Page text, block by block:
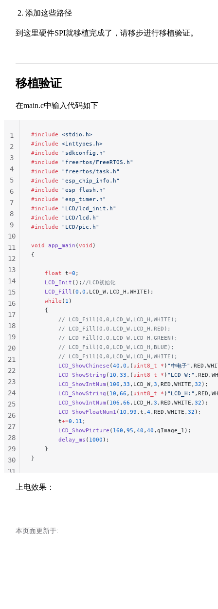
添加这些路径
到这里硬件SPI就移植完成了，请移步进行移植验证。
移植验证
在main.c中输入代码如下
#include <stdio.h>
#include <inttypes.h>
#include "sdkconfig.h"
#include "freertos/FreeRTOS.h"
#include "freertos/task.h"
#include "esp_chip_info.h"
#include "esp_flash.h"
#include "esp_timer.h"
#include "LCD/lcd_init.h"
#include "LCD/lcd.h"
#include "LCD/pic.h"
void app_main (void )
{
    float
t=0 ;
    LCD_Init
(); //LCD初始化
    LCD_Fill
(0 , 0 ,LCD_W,LCD_H,WHITE);
    while
( 1 )
    {
        // LCD_Fill(0,0,LCD_W,LCD_H,WHITE);
        // LCD_Fill(0,0,LCD_W,LCD_H,RED);
        // LCD_Fill(0,0,LCD_W,LCD_H,GREEN);
        // LCD_Fill(0,0,LCD_W,LCD_H,BLUE);
        // LCD_Fill(0,0,LCD_W,LCD_H,WHITE);
        LCD_ShowChinese
(40 , 0 ,( uint8_t * ) "中电子"
        LCD_ShowString
( 10 , 33 ,( uint8_t * ) "LCD_W:"
        LCD_ShowIntNum
( 106 , 33 ,LCD_W, 3 ,RED,WHITE, 32 );
        LCD_ShowString
( 10 , 66 ,( uint8_t * ) "LCD_H:"
        LCD_ShowIntNum
( 106 , 66 ,LCD_H, 3 ,RED,WHITE, 32 );
        LCD_ShowFloatNum1
( 10 , 99 ,t, 4,RED,WHITE, 32 );
        t
+=0.11 ;
        LCD_ShowPicture
( 160 , 95 , 40 , 40 ,gImage_1);
        delay_ms
( 1000 );
    }
}
1
2
3
4
5
6
7
8
9
10
11
12
13
14
15
16
17
18
19
20
21
22
23
24
25
26
27
28
29
30
31
上电效果：
本页面更新于: